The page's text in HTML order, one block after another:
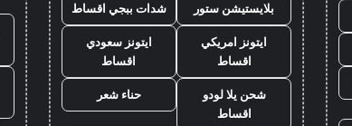
بلايستيشن ستور شدات ببجي اقساط
ايتونز امريكي
اقساط
ايتونز سعودي
اقساط
شحن يلا لودو
اقساط
حناء شعر